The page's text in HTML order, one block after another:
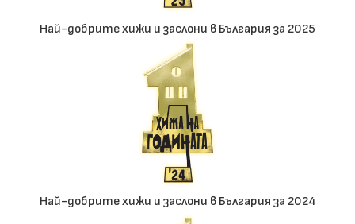
Най-добрите хижи и заслони в България за 2025
Най-добрите хижи и заслони в България за 2024